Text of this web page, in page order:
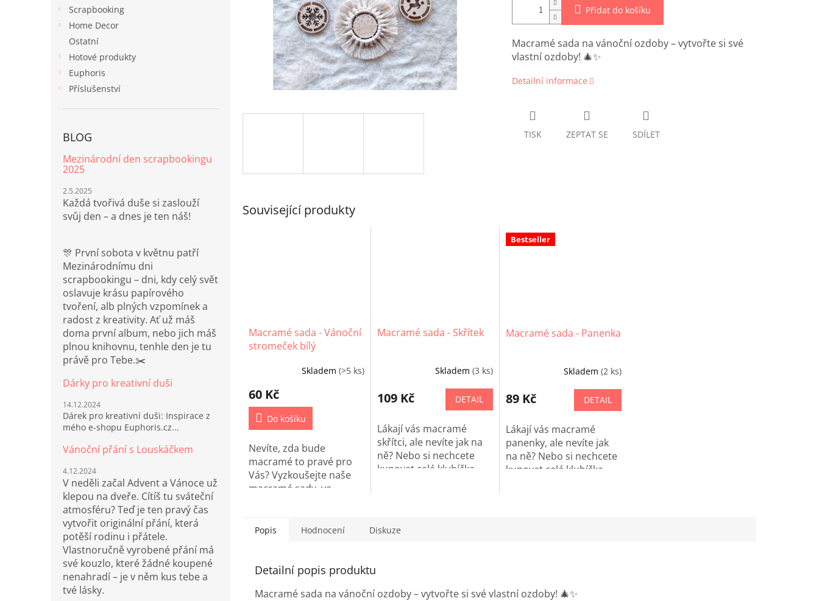
Scrapbooking
Home Decor
Ostatní
Hotové produkty
Euphoris
Příslušenství
BLOG
Mezinárodní den scrapbookingu
2025
2.5.2025
Každá tvořivá duše si zaslouží
svůj den – a dnes je ten náš!
🎊 První sobota v květnu patří
Mezinárodnímu dni
scrapbookingu – dni, kdy celý svět
oslavuje krásu papírového
tvoření, alb plných vzpomínek a
radost z kreativity. Ať už máš
doma první album, nebo jich máš
plnou knihovnu, tenhle den je tu
právě pro Tebe.✂️
Dárky pro kreativní duši
14.12.2024
Dárek pro kreativní duši: Inspirace z
mého e-shopu Euphoris.cz...
Vánoční přání s Louskáčkem
4.12.2024
V neděli začal Advent a Vánoce už
klepou na dveře. Cítíš tu sváteční
atmosféru? Teď je ten pravý čas
vytvořit originální přání, která
potěší rodinu i přátele.
Vlastnoručně vyrobené přání má
své kouzlo, které žádné koupené
nenahradí – je v něm kus tebe a
tvé lásky.
Přidat do košíku
Macramé sada na vánoční ozdoby – vytvořte si své
vlastní ozdoby! 🎄✨
Detailní informace
TISK ZEPTAT SE SDÍLET
Související produkty
Macramé sada - Vánoční
stromeček bílý
Skladem (>5 ks)
60 Kč
Do košíku
Nevíte, zda bude
macramé to pravé pro
Vás? Vyzkoušejte naše
macramé sady, ve
Vánoční stromeček bude
roku.
Macramé sada - Skřítek
Skladem (3 ks)
109 Kč DETAIL
Lákají vás macramé
skřítci, ale nevíte jak na
ně? Nebo si nechcete
kupovat celé klubíčka
Bestseller
Macramé sada - Panenka
Skladem(2 ks)
89 Kč DETAIL
Lákají vás macramé
panenky, ale nevíte jak
na ně? Nebo si nechcete
kupovat celé klubíčka
Popis Hodnocení Diskuze
Detailní popis produktu
Macramé sada na vánoční ozdoby – vytvořte si své vlastní ozdoby! 🎄✨